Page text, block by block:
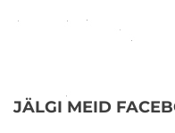
JÄLGI MEID